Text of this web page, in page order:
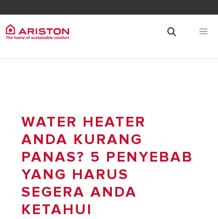
WATER HEATER
ANDA KURANG
PANAS? 5 PENYEBAB
YANG HARUS
SEGERA ANDA
KETAHUI